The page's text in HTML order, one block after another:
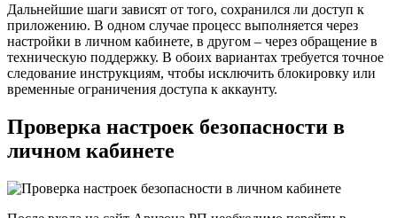
Дальнейшие шаги зависят от того, сохранился ли доступ к
приложению. В одном случае процесс выполняется через
настройки в личном кабинете, в другом – через обращение в
техническую поддержку. В обоих вариантах требуется точное
следование инструкциям, чтобы исключить блокировку или
временные ограничения доступа к аккаунту.
Проверка настроек безопасности в
личном кабинете